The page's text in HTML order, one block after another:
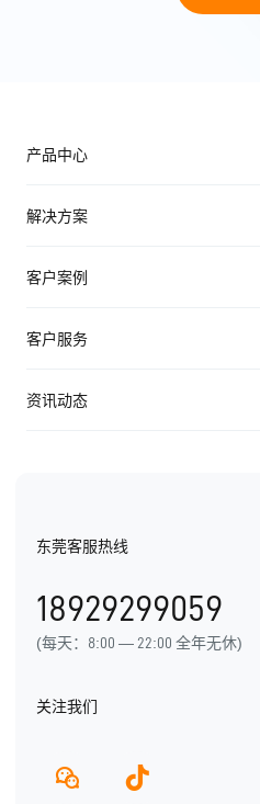
产品中心
销售管理
解决方案
电子制造
客户案例
高科技
客户服务
资源中心
用户手册
资讯动态
发展历程
产品动态
东莞客服热线
18929299059
(每天：8:00 — 22:00 全年无休)
关注我们